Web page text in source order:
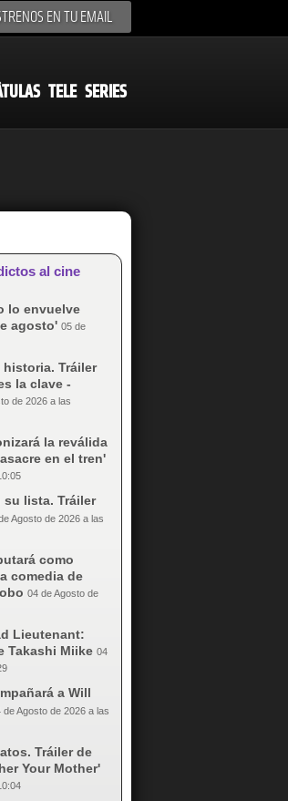
EN TU EMAIL
TELE SERIES
al cine
lo envuelve
agosto' 05 de
Tráiler
la clave -
de 2026 a las
la reválida
en el tren'
su lista. Tráiler
Agosto de 2026 a las
como
comedia de
04 de Agosto de
Lieutenant:
Takashi Miike 04
a Will
de Agosto de 2026 a las
Tráiler de
Your Mother'